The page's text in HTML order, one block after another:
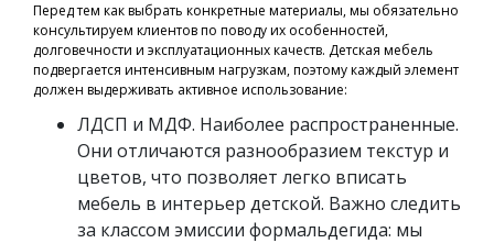
Перед тем как выбрать конкретные материалы, мы обязательно
консультируем клиентов по поводу их особенностей,
долговечности и эксплуатационных качеств. Детская мебель
подвергается интенсивным нагрузкам, поэтому каждый элемент
должен выдерживать активное использование:
ЛДСП и МДФ. Наиболее распространенные.
Они отличаются разнообразием текстур и
цветов, что позволяет легко вписать
мебель в интерьер детской. Важно следить
за классом эмиссии формальдегида: мы